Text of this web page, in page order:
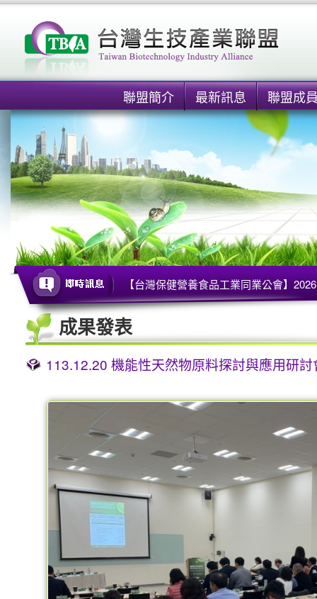
聯盟簡介 最新訊息 聯盟成
【台灣保健營養食品工業同業公會】
成果發表
113.12.20 機能性天然物原料探討與應用研討